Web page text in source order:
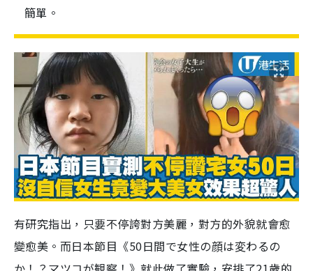
簡單。
有研究指出，只要不停誇對方美麗，對方的外貌就會愈
變愈美。而日本節目《50日間で女性の顔は変わるの